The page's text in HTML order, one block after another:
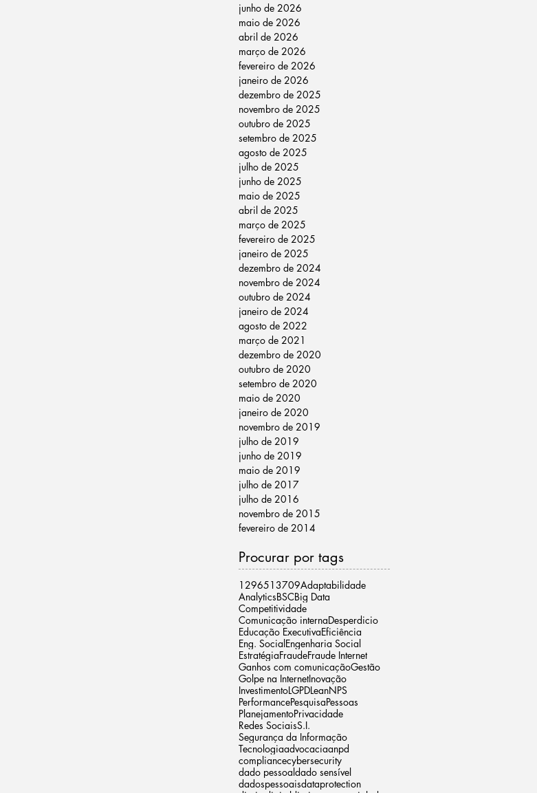
junho de 2026
maio de 2026
abril de 2026
março de 2026
fevereiro de 2026
janeiro de 2026
dezembro de 2025
novembro de 2025
outubro de 2025
setembro de 2025
agosto de 2025
julho de 2025
junho de 2025
maio de 2025
abril de 2025
março de 2025
fevereiro de 2025
janeiro de 2025
dezembro de 2024
novembro de 2024
outubro de 2024
janeiro de 2024
agosto de 2022
março de 2021
dezembro de 2020
outubro de 2020
setembro de 2020
maio de 2020
janeiro de 2020
novembro de 2019
julho de 2019
junho de 2019
maio de 2019
julho de 2017
julho de 2016
novembro de 2015
fevereiro de 2014
Procurar por tags
1296513709Adaptabilidade
AnalyticsBSCBig Data
Competitividade
Comunicação internaDesperdicio
Educação ExecutivaEficiência
Eng. SocialEngenharia Social
EstratégiaFraudeFraude Internet
Ganhos com comunicaçãoGestão
Golpe na InternetInovação
InvestimentoLGPDLeanNPS
PerformancePesquisaPessoas
PlanejamentoPrivacidade
Redes SociaisS.I.
Segurança da Informação
Tecnologiaadvocaciaanpd
compliancecybersecurity
dado pessoaldado sensível
dadospessoaisdataprotection